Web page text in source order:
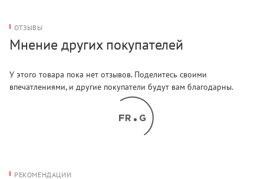
ОТЗЫВЫ
Мнение других покупателей
У этого товара пока нет отзывов. Поделитесь своими
впечатлениями, и другие покупатели будут вам благодарны.
РЕКОМЕНДАЦИИ